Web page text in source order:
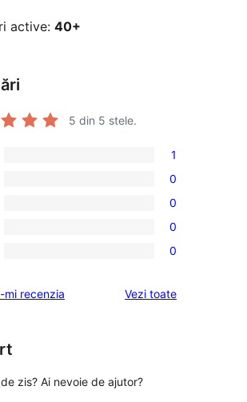
active: 40+
5 din 5 stele.
1
0
0
0
0
mi recenzia Vezi toaterecenziile
zis? Ai nevoie de ajutor?